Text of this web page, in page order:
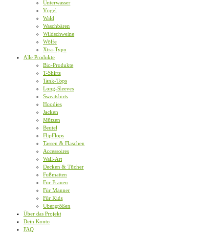
Unterwasser
Vögel
Wald
Waschbären
Wildschweine
Wölfe
Xtra-Typo
Alle Produkte
Bio-Produkte
T-Shirts
Tank-Tops
Long-Sleeves
Sweatshirts
Hoodies
Jacken
Mützen
Beutel
FlipFlops
Tassen & Flaschen
Accessoires
Wall-Art
Decken & Tücher
Fußmatten
Für Frauen
Für Männer
Für Kids
Übergrößen
Über das Projekt
Dein Konto
FAQ